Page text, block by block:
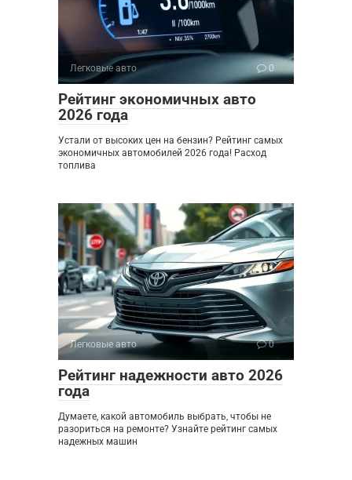
Легковые авто 0
Рейтинг экономичных авто
2026 года
Устали от высоких цен на бензин? Рейтинг самых
экономичных автомобилей 2026 года! Расход
топлива
Легковые авто 0
Рейтинг надежности авто 2026
года
Думаете, какой автомобиль выбрать, чтобы не
разориться на ремонте? Узнайте рейтинг самых
надежных машин